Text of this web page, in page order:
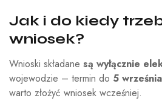
Jak i do kiedy
wniosek?
Wnioski składane są wyłącznie
wojewodzie – termin do 5
warto złożyć wniosek wcześniej.